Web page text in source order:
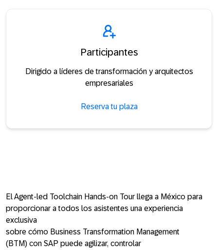
Participantes
Dirigido a líderes de transformación y arquitectos
empresariales
Reserva tu plaza
El Agent-led Toolchain Hands-on Tour llega a México para
proporcionar a todos los asistentes una experiencia
exclusiva
sobre cómo Business Transformation Management
(BTM) con SAP puede agilizar, controlar